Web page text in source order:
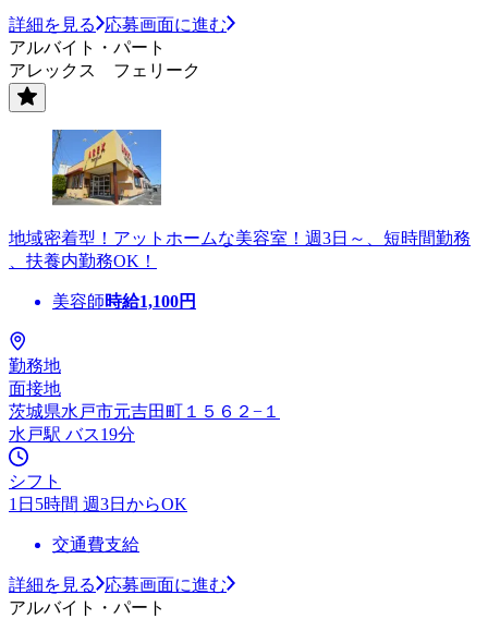
詳細を見る
応募画面に進む
アルバイト・パート
アレックス フェリーク
地域密着型！アットホームな美容室！週3日～、短時間勤務
、扶養内勤務OK！
美容師時給1,100円
勤務地
面接地
茨城県水戸市元吉田町１５６２−１
水戸駅 バス19分
シフト
1日5時間 週3日からOK
交通費支給
詳細を見る
応募画面に進む
アルバイト・パート